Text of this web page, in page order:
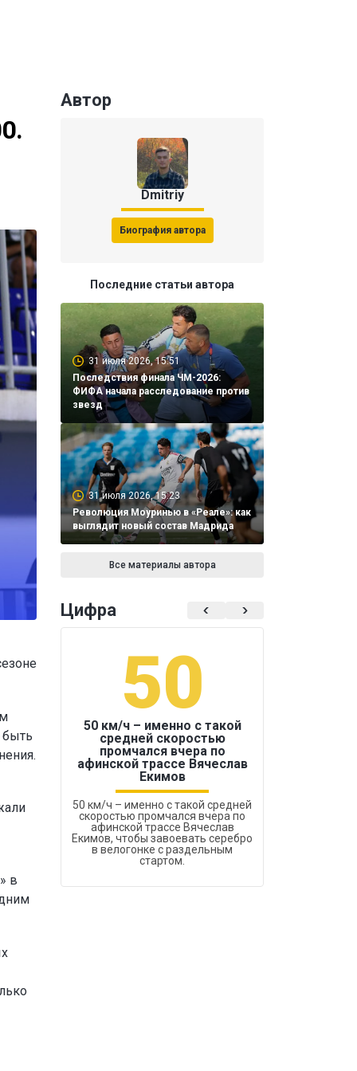
быть
в
Автор
Dmitriy
Биография автора
Последние статьи автора
31 июля 2026, 15:51
Последствия финала ЧМ-2026:
ФИФА начала расследование против
звезд
31 июля 2026, 15:23
Революция Моуринью в «Реале»: как
выглядит новый состав Мадрида
Все материалы автора
Цифра
50
50 км/ч – именно с такой
средней скоростью
промчался вчера по
афинской трассе Вячеслав
Екимов
50 км/ч – именно с такой средней
скоростью промчался вчера по
афинской трассе Вячеслав
Екимов, чтобы завоевать серебро
в велогонке с раздельным
стартом.